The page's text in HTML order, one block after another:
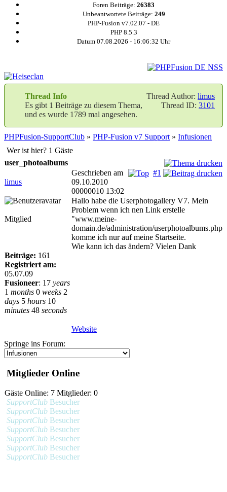
Foren Beiträge: 26383
Unbeantwortete Beiträge: 249
PHP-Fusion v7.02.07 - DE
PHP 8.5.3
Datum 07.08.2026 - 16:06:32 Uhr
Thread Author: limus
Thread ID: 3101
Thread Info
Es gibt 1 Beiträge zu diesem Thema,
und es wurde 1789 mal angesehen.
PHPFusion-SupportClub » PHP-Fusion v7 Support » Infusionen
Wer ist hier? 1 Gäste
user_photoalbums
limus
#1
Geschrieben am
09.10.2010
00000010 13:02
Mitglied
Beiträge: 161
Registriert am:
05.07.09
Fusioneer: 17 years
1 months 0 weeks 2
days 5 hours 10
minutes 48 seconds
Hallo habe die Userphotogallery V7. Mein
Problem wenn ich nen Link erstelle
"www.meine-
domain.de/administration/userphotoalbums.php
komme ich nur auf meine Startseite.
Wie kann ich das ändern? Vielen Dank
Website
Springe ins Forum:
Mitglieder Online
Gäste Online: 7 Mitglieder: 0
SupportClub Besucher
SupportClub Besucher
SupportClub Besucher
SupportClub Besucher
SupportClub Besucher
SupportClub Besucher
SupportClub Besucher